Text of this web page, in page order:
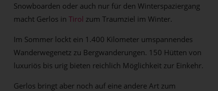
Snowboarden oder auch nur für den Winterspaziergang
macht Gerlos inTirol zum Traumziel im Winter.
Im Sommer lockt ein 1.400 Kilometer umspannendes
Wanderwegenetz zu Bergwanderungen. 150 Hütten von
luxuriös bis urig bieten reichlich Möglichkeit zur Einkehr.
Gerlos bringt aber noch auf eine andere Art zum